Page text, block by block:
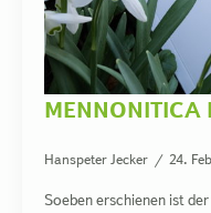
MENNONITICA
Hanspeter Jecker 24.
Soeben erschienen ist